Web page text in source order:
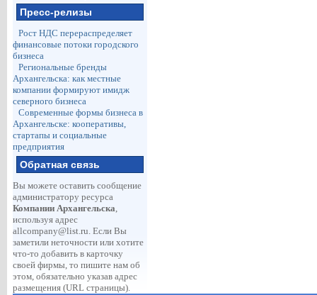
Пресс-релизы
Рост НДС перераспределяет
финансовые потоки городского
бизнеса
Региональные бренды
Архангельска: как местные
компании формируют имидж
северного бизнеса
Современные формы бизнеса в
Архангельске: кооперативы,
стартапы и социальные
предприятия
Обратная связь
Вы можете оставить сообщение
администратору ресурса
Компании Архангельска,
используя адрес
allcompany@list.ru. Если Вы
заметили неточности или хотите
что-то добавить в карточку
своей фирмы, то пишите нам об
этом, обязательно указав адрес
размещения (URL страницы).